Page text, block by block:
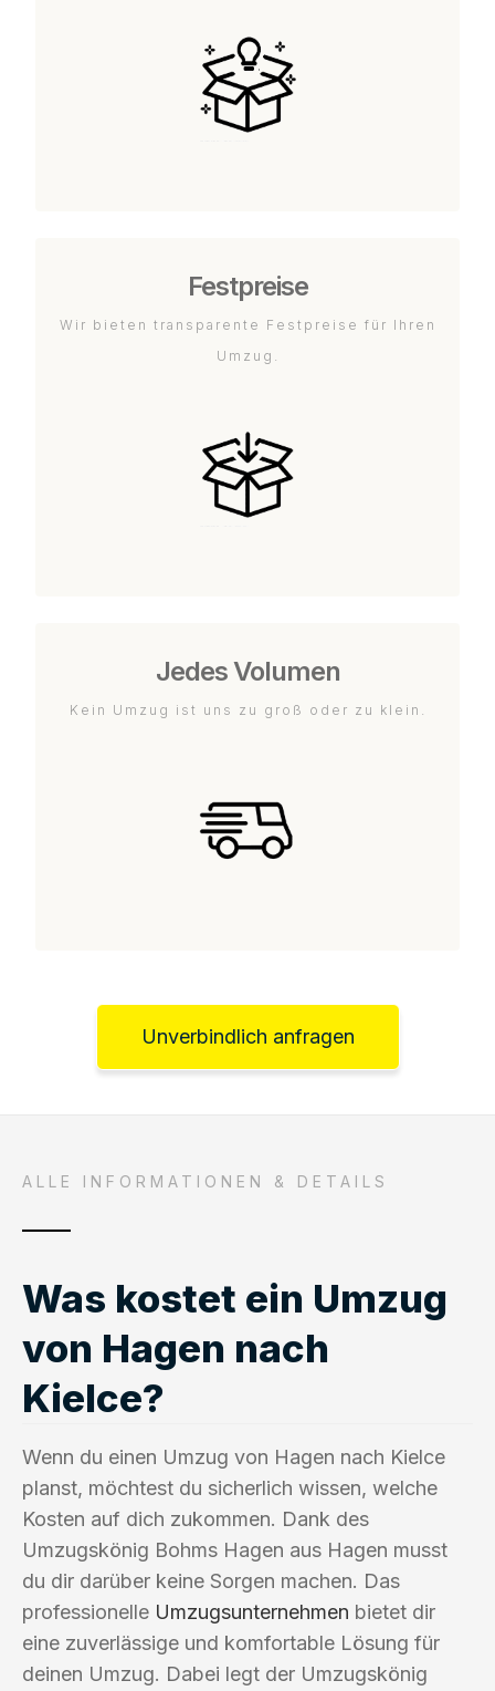
Festpreise
Wir bieten transparente Festpreise für Ihren
Umzug.
Jedes Volumen
Kein Umzug ist uns zu groß oder zu klein.
Unverbindlich anfragen
ALLE INFORMATIONEN & DETAILS
Was kostet ein Umzug
von Hagen nach
Kielce?
Wenn du einen Umzug von Hagen nach Kielce
planst, möchtest du sicherlich wissen, welche
Kosten auf dich zukommen. Dank des
Umzugskönig Bohms Hagen aus Hagen musst
du dir darüber keine Sorgen machen. Das
professionelle Umzugsunternehmen bietet dir
eine zuverlässige und komfortable Lösung für
deinen Umzug. Dabei legt der Umzugskönig